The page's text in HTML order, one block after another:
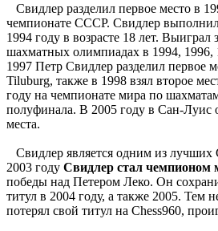
Свидлер разделил первое место в
чемпионате СССР. Свидлер выполнил
1994 году в возрасте 18 лет. Выиграл
шахматных олимпиадах в 1994, 1996,
1997 Петр Свидлер разделил первое
Tiluburg, также в 1998 взял второе
году на чемпионате мира по
полуфинала. В 2005 году в Сан-Луис
места.
Свидлер является одним из лучших
2003 году Свидлер стал чемпионом
победы над Петером Леко. Он
титул в 2004 году, а также 2005. Тем
потерял свой титул на Chess960,